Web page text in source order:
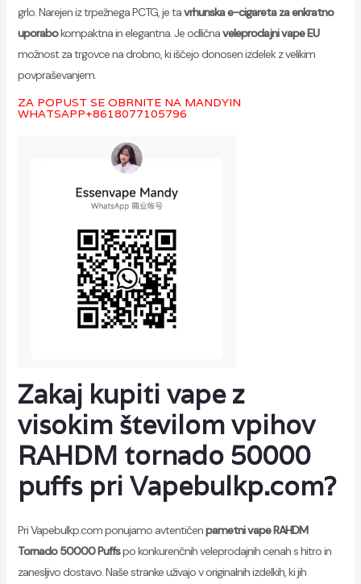
grlo. Narejen iz trpežnega PCTG, je tavrhunska e-cigareta za enkratno
uporabokompaktna in elegantna. Je odličnaveleprodajni vape EU
možnost za trgovce na drobno, ki iščejo donosen izdelek z velikim
povpraševanjem.
ZA POPUST SE OBRNITE NA MANDYIN
WHATSAPP+8618077105796
Zakaj kupiti vape z
visokim številom vpihov
RAHDM tornado 50000
puffs pri Vapebulkp.com?
Pri Vapebulkp.com ponujamo avtentičenpametni vape RAHDM
Tornado 50000 Puffspo konkurenčnih veleprodajnih cenah s hitro in
zanesljivo dostavo. Naše stranke uživajo v originalnih izdelkih, ki jih